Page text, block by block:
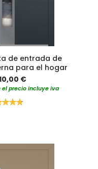
de entrada de
para el hogar
€
el precio incluye iva